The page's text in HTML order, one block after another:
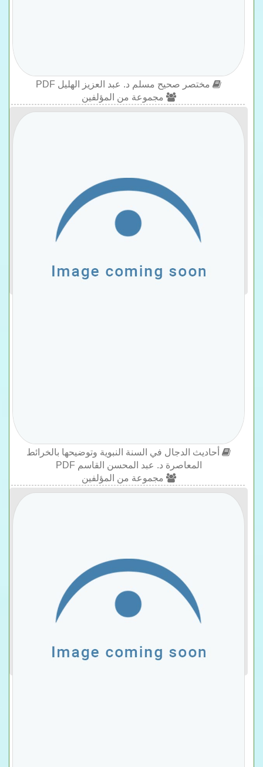
مختصر صحيح مسلم د. عبد العزيز الهليل PDF
مجموعة من المؤلفين
أحاديث الدجال في السنة النبوية وتوضيحها بالخرائط
المعاصرة د. عبد المحسن القاسم PDF
مجموعة من المؤلفين